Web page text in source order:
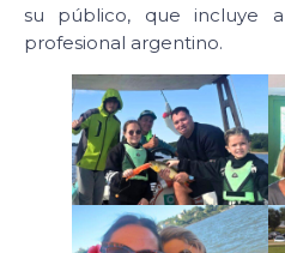
su público, que incluye
profesional argentino.